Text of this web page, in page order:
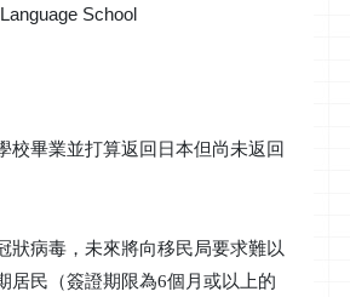
School
校畢業並打算返回日本但尚未返回
狀病毒，未來將向移民局要求難以
居民（簽證期限為6個月或以上的